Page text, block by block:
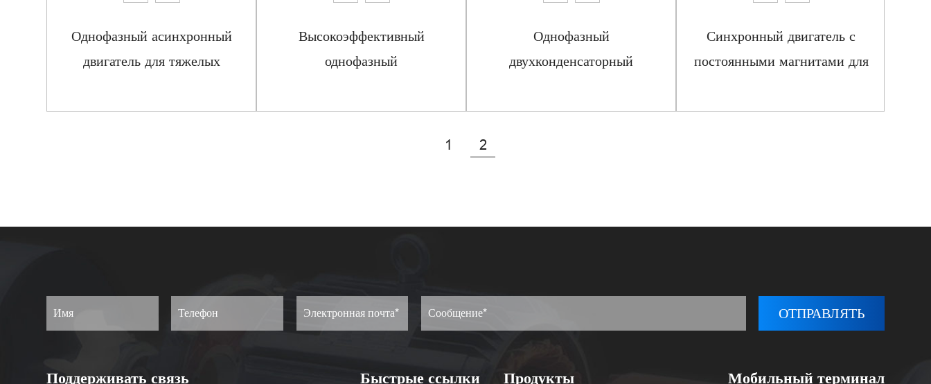
Однофазный асинхронный
двигатель для тяжелых
YC/YY
Высокоэффективный
однофазный
асинхронный двигатель серии
Однофазный
двухконденсаторный
алюминиевым корпусом
Синхронный двигатель с
постоянными магнитами для
автоматизации
1 2
Поддерживать связь Быстрые ссылки Продукты Мобильный терминал